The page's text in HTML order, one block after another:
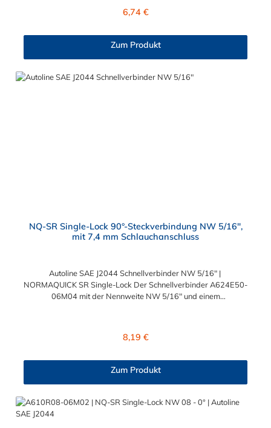
Steckverbindung hat eine große Beständigkeit gegen
S 45° Steckverbindung NW 5/16" mit 6,4 mm (1/4")
Schlauchanschluss eignen sich ideal zum Anschluss von
medienführenden Leitungen und lassen sich ohne Werkzeug
schnell montieren.
Regulärer Preis:
6,74 €
Zum Produkt
NQ-SR Single-Lock 90°-Steckverbindung NW 5/16",
mit 7,4 mm Schlauchanschluss
Autoline SAE J2044 Schnellverbinder NW 5/16" |
NORMAQUICK SR Single-Lock Der Schnellverbinder A624E50-
06M04 mit der Nennweite NW 5/16" und einem
Inneren des Autoline SAE J2044 Schnellverbinder NW 5/16"
Die Serie NORMAQUICK SR Single-Lock entspricht der
ehemaligen Produktreihe Parker Autoline.
Regulärer Preis:
8,19 €
Zum Produkt